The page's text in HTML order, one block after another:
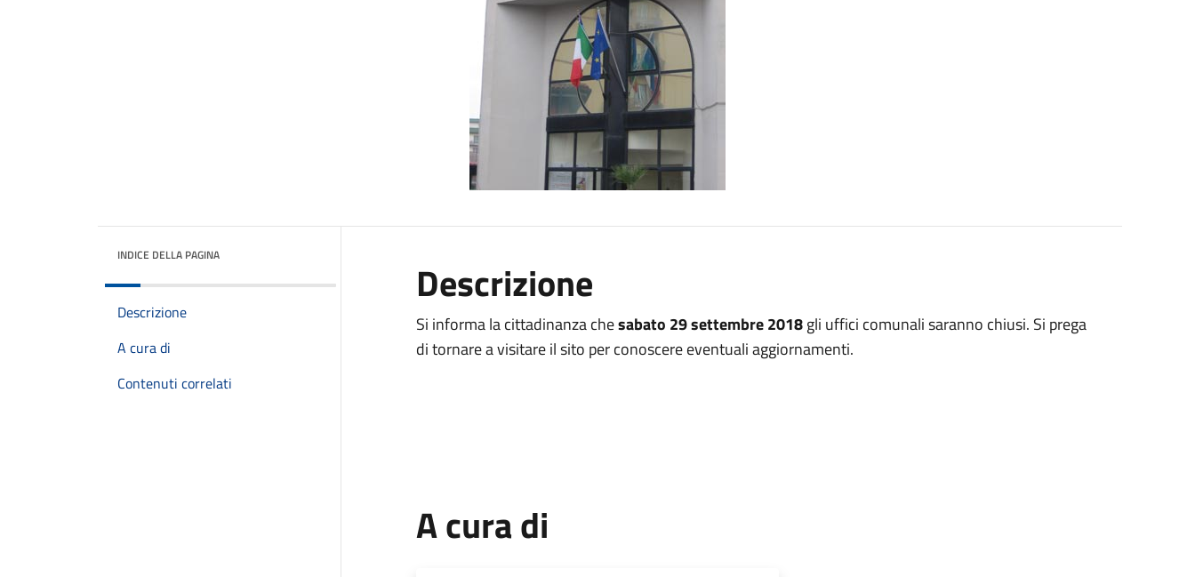
INDICE DELLA PAGINA
Descrizione
A cura di
Contenuti correlati
Descrizione
Si informa la cittadinanza chesabato 29 settembre 2018gli uffici comunali saranno chiusi. Si prega
di tornare a visitare il sito per conoscere eventuali aggiornamenti.
A cura di